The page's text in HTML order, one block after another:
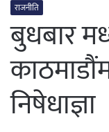
राजनीति
बुधबार
निषेधाज्ञा